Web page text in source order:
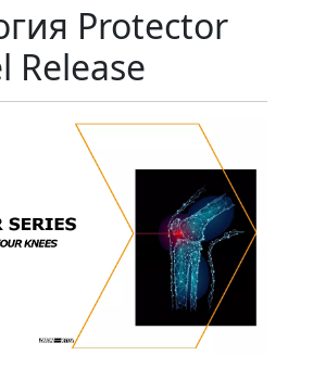
Protector
Release